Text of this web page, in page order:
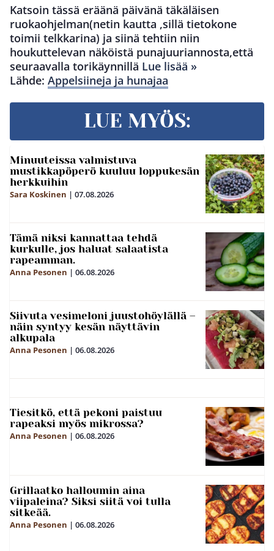
Katsoin tässä eräänä päivänä täkäläisen
ruokaohjelman(netin kautta ,sillä tietokone
toimii telkkarina) ja siinä tehtiin niin
houkuttelevan näköistä punajuuriannosta,että
seuraavalla torikäynnillä Lue lisää »
Lähde: Appelsiineja ja hunajaa
LUE MYÖS:
Minuuteissa valmistuva
mustikkapöperö kuuluu loppukesän
herkkuihin
Sara Koskinen | 07.08.2026
Tämä niksi kannattaa tehdä
kurkulle, jos haluat salaatista
rapeamman.
Anna Pesonen | 06.08.2026
Siivuta vesimeloni juustohöylällä –
näin syntyy kesän näyttävin
alkupala
Anna Pesonen | 06.08.2026
Tiesitkö, että pekoni paistuu
rapeaksi myös mikrossa?
Anna Pesonen | 06.08.2026
Grillaatko halloumin aina
viipaleina? Siksi siitä voi tulla
sitkeää.
Anna Pesonen | 06.08.2026